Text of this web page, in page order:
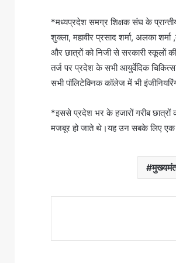
*मध्यप्रदेश समग्र शिक्षक संघ के प्रान्तीय
शुक्ला, महावीर प्रसाद शर्मा, अलका
और छात्रों को निजी से सरकारी स्कूलों
तर्ज पर प्रदेश के सभी आयुर्वेदिक
सभी पॉलिटेक्निक कॉलेज में भी
*इससे प्रदेश भर के हजारों गरीब छात्रों
मजबूर हो जाते थे।यह उन सबके लिए एक